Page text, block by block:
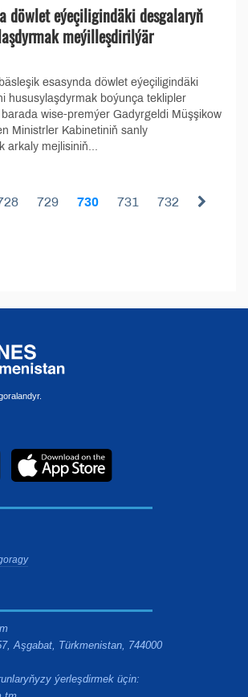
döwlet eýeçiligindäki desgalaryň
meýilleşdirilýär
esasynda döwlet eýeçiligindäki
hususylaşdyrmak boýunça teklipler
wise-premýer Gadyrgeldi Müşşikow
Ministrler Kabinetiniň sanly
arkaly mejlisiniň...
729 730 731 732
Aşgabat, Türkmenistan, 744000
ýerleşdirmek üçin: